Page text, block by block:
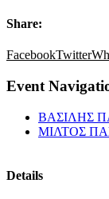
Share:
FacebookTwitter
Event
ΒΑΣΙΛΗΣ
ΜΙΛΤΟΣ
Details